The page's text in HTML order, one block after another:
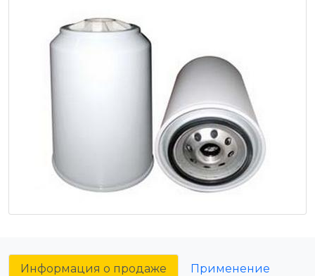
Информация о продаже Применение